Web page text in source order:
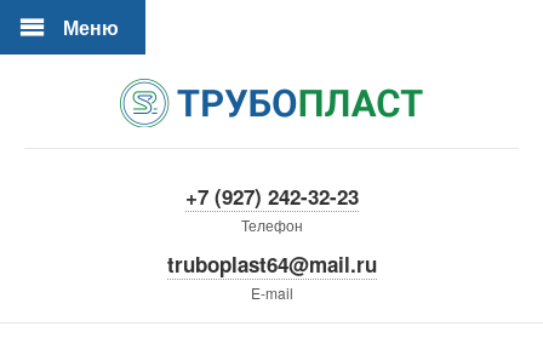
Меню
+7 (927) 242-32-23
Телефон
truboplast64@mail.ru
E-mail